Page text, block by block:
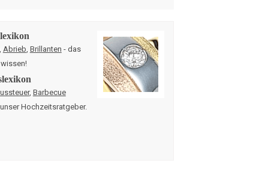
Abrieb, Brillanten - das
, Barbecue
Hochzeitsratgeber.